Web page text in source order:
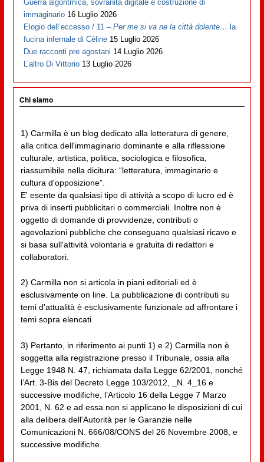
Guerra algoritmica, sovranità digitale e costruzione di
immaginario 16 Luglio 2026
Elogio dell’eccesso / 11 –Per me si va ne la città dolente… la
fucina infernale di Cèline 15 Luglio 2026
Due racconti pre agostani 14 Luglio 2026
L’altro Di Vittorio 13 Luglio 2026
Chi siamo
1) Carmilla è un blog dedicato alla letteratura di genere,
alla critica dell'immaginario dominante e alla riflessione
culturale, artistica, politica, sociologica e filosofica,
riassumibile nella dicitura: “letteratura, immaginario e
cultura d'opposizione”.
E' esente da qualsiasi tipo di attività a scopo di lucro ed è
priva di inserti pubblicitari o commerciali. Inoltre non è
oggetto di domande di provvidenze, contributi o
agevolazioni pubbliche che conseguano qualsiasi ricavo e
si basa sull'attività volontaria e gratuita di redattori e
collaboratori.
2) Carmilla non si articola in piani editoriali ed è
esclusivamente on line. La pubblicazione di contributi su
temi d'attualità è esclusivamente funzionale ad affrontare i
temi sopra elencati.
3) Pertanto, in riferimento ai punti 1) e 2) Carmilla non è
soggetta alla registrazione presso il Tribunale, ossia alla
Legge 1948 N. 47, richiamata dalla Legge 62/2001, nonché
l’Art. 3-Bis del Decreto Legge 103/2012, _N. 4_16 e
successive modifiche, l’Articolo 16 della Legge 7 Marzo
2001, N. 62 e ad essa non si applicano le disposizioni di cui
alla delibera dell'Autorità per le Garanzie nelle
Comunicazioni N. 666/08/CONS del 26 Novembre 2008, e
successive modifiche.